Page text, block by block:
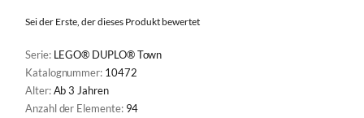
Sei der Erste, der dieses Produkt bewertet
Serie: LEGO® DUPLO® Town
Katalognummer: 10472
Alter:Ab 3 ​​Jahren
Anzahl der Elemente: 94